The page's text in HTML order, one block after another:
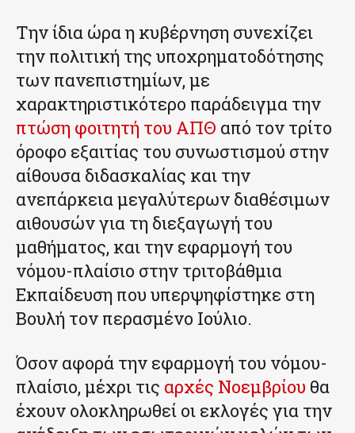
Την ίδια ώρα η κυβέρνηση συνεχίζει
την πολιτική της υποχρηματοδότησης
των πανεπιστημίων, με
χαρακτηριστικότερο παράδειγμα την
πτώση φοιτητή του ΑΠΘ από τον τρίτο
όροφο εξαιτίας του συνωστισμού στην
αίθουσα διδασκαλίας και την
ανεπάρκεια μεγαλύτερων διαθέσιμων
αιθουσών για τη διεξαγωγή του
μαθήματος, και την εφαρμογή του
νόμου-πλαίσιο στην τριτοβάθμια
Εκπαίδευση που υπερψηφίστηκε στη
Βουλή τον περασμένο Ιούλιο.
Όσον αφορά την εφαρμογή του νόμου-
πλαίσιο, μέχρι τις αρχές Νοεμβρίου θα
έχουν ολοκληρωθεί οι εκλογές για την